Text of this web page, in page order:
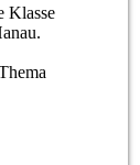
Klasse